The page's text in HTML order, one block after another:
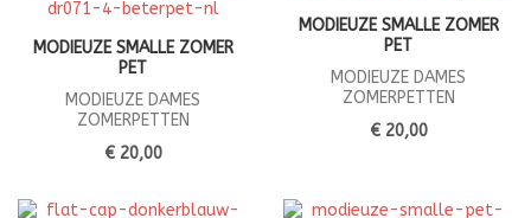
MODIEUZE SMALLE ZOMER
PET
MODIEUZE DAMES
ZOMERPETTEN
€ 20,00
MODIEUZE SMALLE ZOMER
PET
MODIEUZE DAMES
ZOMERPETTEN
€ 20,00